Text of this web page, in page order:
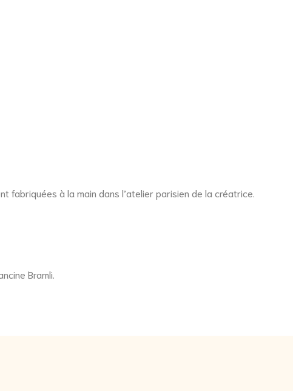
fabriquées à la main dans l’atelier parisien de la créatrice.
Bramli.